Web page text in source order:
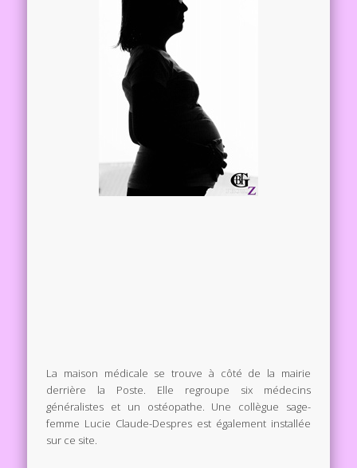
La maison médicale se trouve à côté de la mairie
derrière la Poste. Elle regroupe six médecins
généralistes et un ostéopathe. Une collègue sage-
femme Lucie Claude-Despres est également installée
sur ce site.